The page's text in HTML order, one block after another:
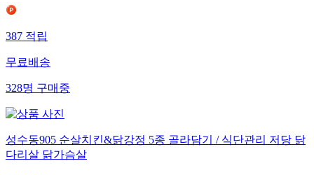
387적립
무료배송
328명구매중
성수동905 순살치킨&닭강정 5종 골라담기 / 식단관리 저당 닭
다리살 닭가슴살